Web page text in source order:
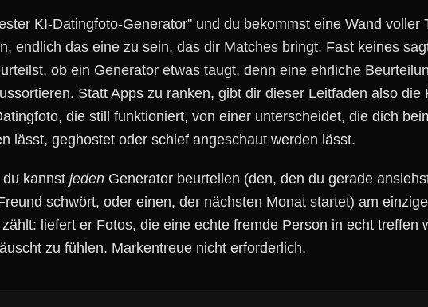
KI-Datingfoto-Generator" und du bekommst eine Wand voller
endlich das eine zu sein, das dir Matches bringt. Fast keines
ob ein Generator etwas taugt, denn eine ehrliche
Statt Apps zu ranken, gibt dir dieser Leitfaden also die
die still funktioniert, von einer unterscheidet, die dich
lässt, geghostet oder schief angeschaut werden lässt.
kannst jeden Generator beurteilen (den, den du gerade
schwört, oder einen, der nächsten Monat startet) am
liefert er Fotos, die eine echte fremde Person in echt treffen
zu fühlen. Markentreue nicht erforderlich.